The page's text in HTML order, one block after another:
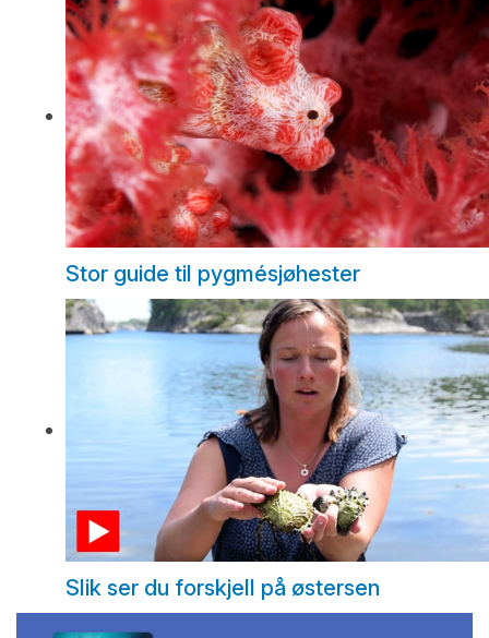
Stor guide til pygmésjøhester
Slik ser du forskjell på østersen